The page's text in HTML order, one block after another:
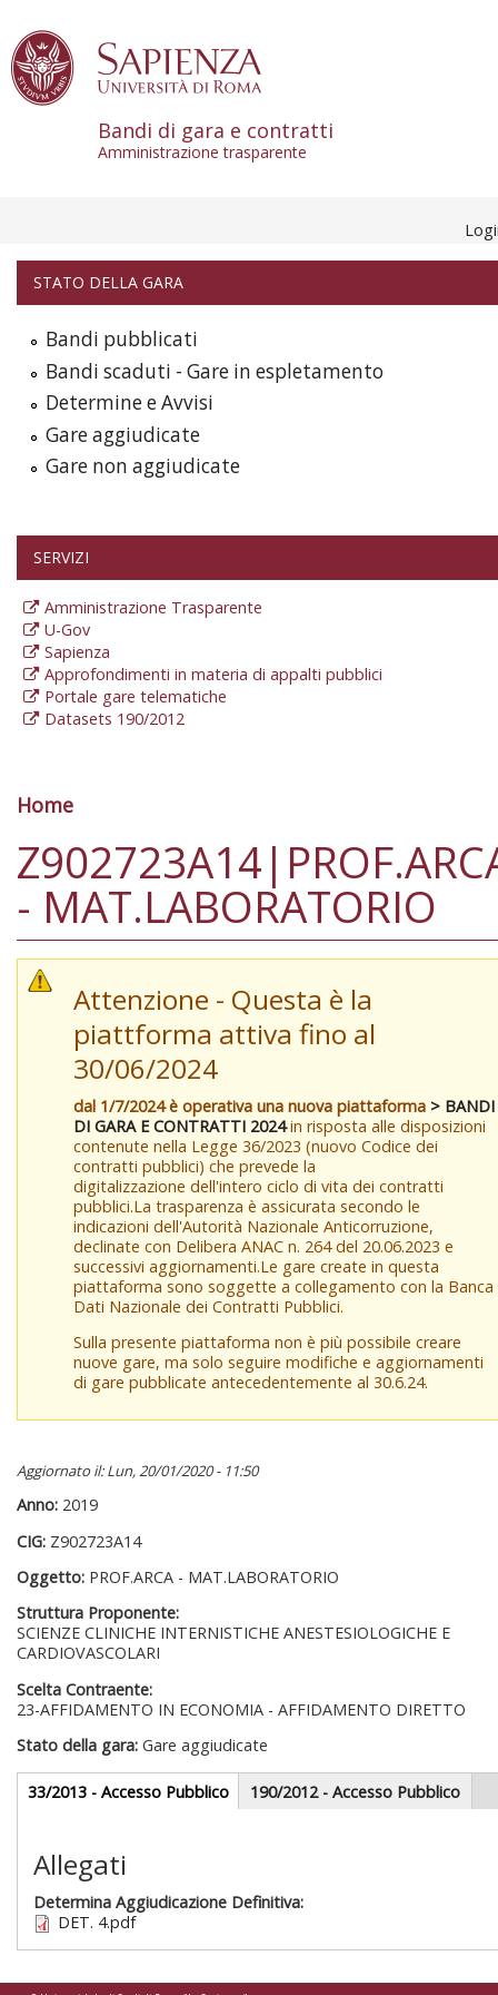
Bandi di gara e contratti
Amministrazione trasparente
STATO DELLA GARA
Bandi pubblicati
Bandi scaduti - Gare in espletamento
Determine e Avvisi
Gare aggiudicate
Gare non aggiudicate
SERVIZI
Amministrazione Trasparente
U-Gov
Sapienza
Approfondimenti in materia di appalti pubblici
Portale gare telematiche
Datasets 190/2012
Tu sei qui
Home
- MAT.LABORATORIO
Attenzione - Questa è la
piattforma attiva fino al
30/06/2024
dal 1/7/2024 è operativa una nuova piattaforma > BANDI
DI GARA E CONTRATTI 2024in risposta alle disposizioni
contenute nella Legge 36/2023 (nuovo Codice dei
contratti pubblici) che prevede la
digitalizzazione dell'intero ciclo di vita dei contratti
pubblici.La trasparenza è assicurata secondo le
indicazioni dell'Autorità Nazionale Anticorruzione,
declinate con Delibera ANAC n. 264 del 20.06.2023 e
successivi aggiornamenti.Le gare create in questa
piattaforma sono soggette a collegamento con la Banca
Dati Nazionale dei Contratti Pubblici.
Sulla presente piattaforma non è più possibile creare
nuove gare, ma solo seguire modifiche e aggiornamenti
di gare pubblicate antecedentemente al 30.6.24.
Aggiornato il: Lun, 20/01/2020 - 11:50
Anno: 2019
CIG: Z902723A14
Oggetto: PROF.ARCA - MAT.LABORATORIO
Struttura Proponente:
SCIENZE CLINICHE INTERNISTICHE ANESTESIOLOGICHE E
CARDIOVASCOLARI
Scelta Contraente:
23-AFFIDAMENTO IN ECONOMIA - AFFIDAMENTO DIRETTO
Stato della gara: Gare aggiudicate
Gare appalti
33/2013 - Accesso Pubblico(scheda
attiva)
190/2012 - Accesso Pubblico
Sezione redazionale
Allegati
Determina Aggiudicazione Definitiva:
DET. 4.pdf